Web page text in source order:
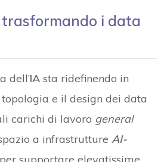
trasformando i data
dell’IAsta ridefinendo in
e il design dei data
carichi di lavoro general
a infrastruttureAI-